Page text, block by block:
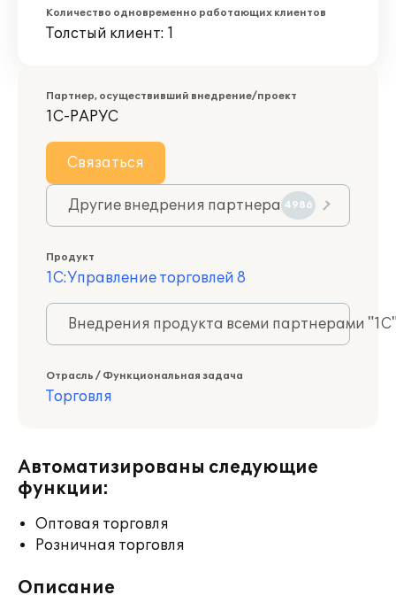
Количество одновременно работающих клиентов
Толстый клиент: 1
Партнер, осуществивший внедрение/проект
1С-РАРУС
Связаться
Другие внедрения партнера 4986
Продукт
1С:Управление торговлей 8
Внедрения продукта всеми партнерами
Отрасль / Функциональная задача
Торговля
Автоматизированы следующие
функции:
Оптовая торговля
Розничная торговля
Описание